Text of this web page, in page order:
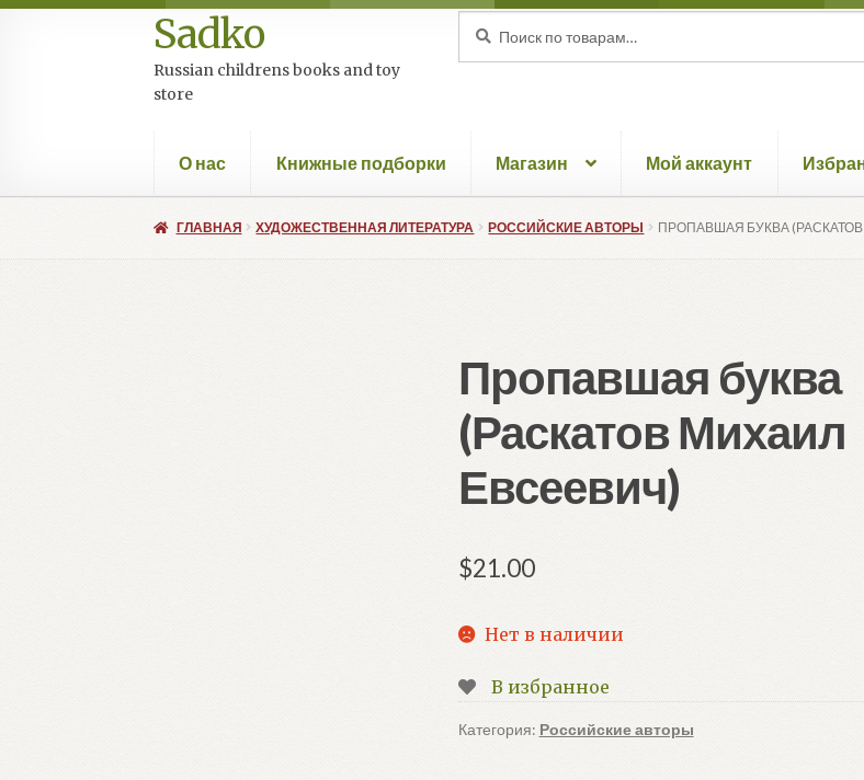
Перейти
к
навигации
Перейти
к
содержимому
Sadko
Russian childrens books and toy
store
О нас Книжные подборки Магазин Мой аккаунт
ГЛАВНАЯ ХУДОЖЕСТВЕННАЯ ЛИТЕРАТУРА РОССИЙСКИЕ АВТОРЫ ПРОПАВШАЯ БУКВА
Пропавшая буква
(Раскатов Михаил
Евсеевич)
$21.00
Нет в наличии
В избранное
Категория: Российские авторы